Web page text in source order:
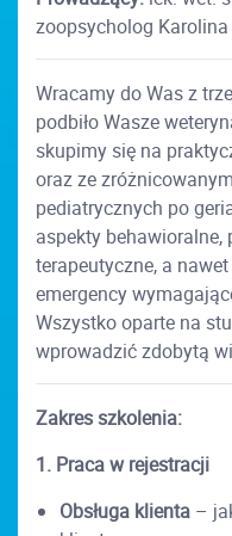
zoopsycholog
Wracamy do Was z
podbiło Wasze
skupimy się na
oraz ze
pediatrycznych po
aspekty
terapeutyczne, a
emergency
Wszystko oparte na
wprowadzić zdobytą
Zakres szkolenia:
1. Praca w rejestracji
Obsługa klienta –